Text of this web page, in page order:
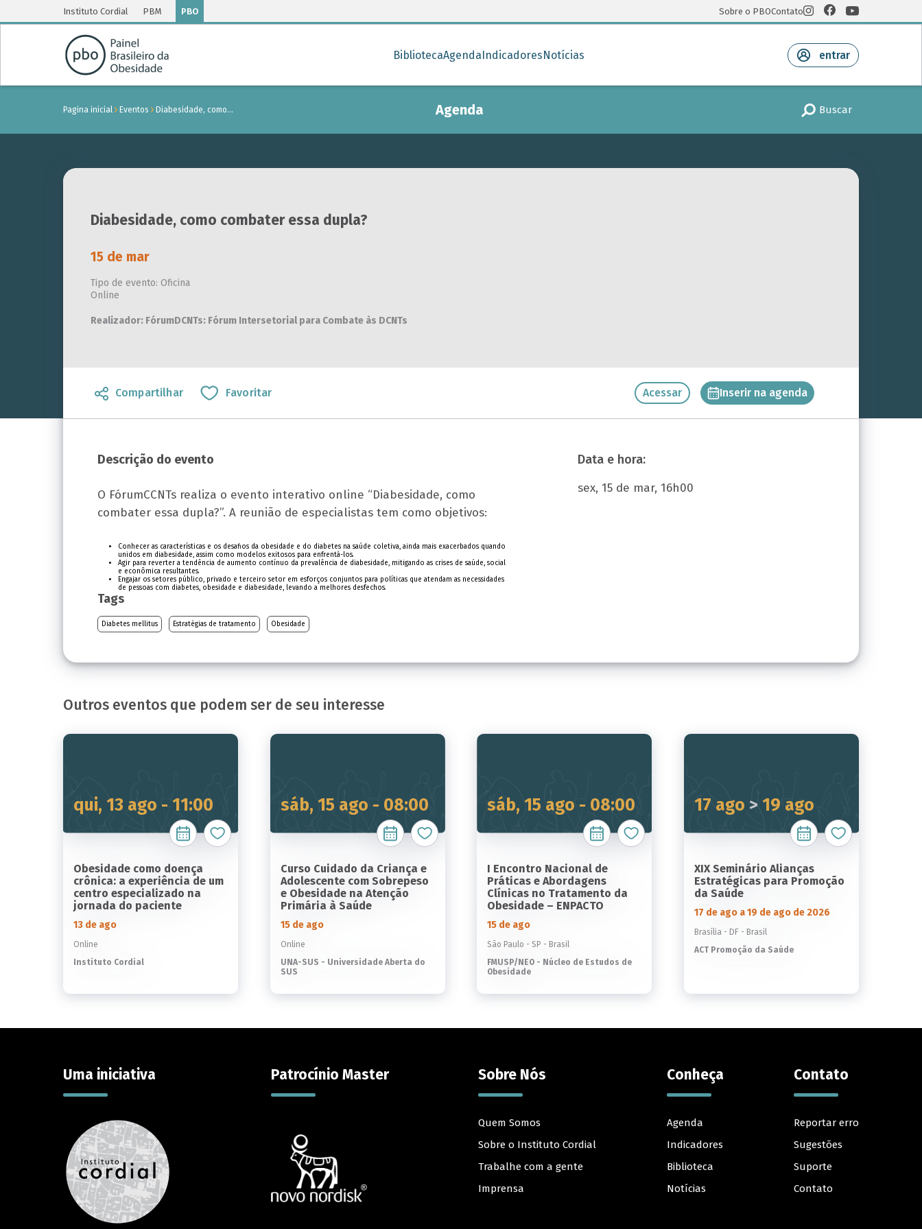
Instituto Cordial PBM PBO Sobre o PBOContato
BibliotecaAgendaIndicadoresNotícias entrar
Pagina inicial Eventos Diabesidade, como… Agenda Buscar
Diabesidade, como combater essa dupla?
15 de mar
Tipo de evento: Oficina
Online
Realizador: FórumDCNTs: Fórum Intersetorial para Combate às DCNTs
Compartilhar Favoritar Acessar Inserir na agenda
Descrição do evento
O FórumCCNTs realiza o evento interativo online “Diabesidade, como
combater essa dupla?”. A reunião de especialistas tem como objetivos:
Conhecer as características e os desafios da obesidade e do diabetes na saúde coletiva, ainda mais exacerbados quando
unidos em diabesidade, assim como modelos exitosos para enfrentá-los.
Agir para reverter a tendência de aumento contínuo da prevalência de diabesidade, mitigando as crises de saúde, social
e econômica resultantes.
Engajar os setores público, privado e terceiro setor em esforços conjuntos para políticas que atendam as necessidades
de pessoas com diabetes, obesidade e diabesidade, levando a melhores desfechos.
Tags
Diabetes mellitus Estratégias de tratamento Obesidade
Data e hora:
sex, 15 de mar, 16h00
Outros eventos que podem ser de seu interesse
qui, 13 ago - 11:00
Obesidade como doença
crônica: a experiência de um
centro especializado na
jornada do paciente
13 de ago
Online
Instituto Cordial
sáb, 15 ago - 08:00
Curso Cuidado da Criança e
Adolescente com Sobrepeso
e Obesidade na Atenção
Primária à Saúde
15 de ago
Online
UNA-SUS - Universidade Aberta do
SUS
sáb, 15 ago - 08:00
I Encontro Nacional de
Práticas e Abordagens
Clínicas no Tratamento da
Obesidade – ENPACTO
15 de ago
São Paulo - SP - Brasil
FMUSP/NEO - Núcleo de Estudos de
Obesidade
17 ago > 19 ago
XIX Seminário Alianças
Estratégicas para Promoção
da Saúde
17 de ago a 19 de ago de 2026
Brasília - DF - Brasil
ACT Promoção da Saúde
Uma iniciativa Patrocínio Master Sobre Nós
Quem Somos
Sobre o Instituto Cordial
Trabalhe com a gente
Imprensa
Conheça
Agenda
Indicadores
Biblioteca
Notícias
Contato
Reportar erro
Sugestões
Suporte
Contato